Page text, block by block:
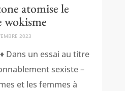
atomise le
wokisme
2023
Dans un essai au titre
sexiste –
et les femmes à